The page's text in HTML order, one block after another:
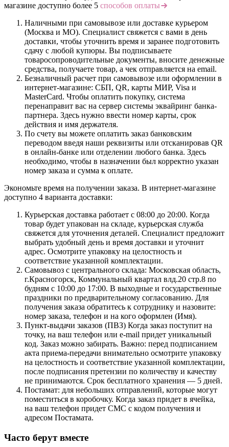
магазине доступно более 5 способов оплаты
Наличными при самовывозе или доставке курьером
(Москва и МО). Специалист свяжется с вами в день
доставки, чтобы уточнить время и заранее подготовить
сдачу с любой купюры. Вы подписываете
товаросопроводительные документы, вносите денежные
средства, получаете товар, а чек отправляется на email.
Безналичный расчет при самовывозе или оформлении в
интернет-магазине: СБП, QR, карты МИР, Visa и
MasterCard. Чтобы оплатить покупку, система
перенаправит вас на сервер системы эквайринг банка-
партнера. Здесь нужно ввести номер карты, срок
действия и имя держателя.
По счету вы можете оплатить заказ банковским
переводом введя наши реквизиты или отсканировав QR
в онлайн-банке или отделении любого банка. Здесь
необходимо, чтобы в назначении был корректно указан
номер заказа и сумма к оплате.
Экономьте время на получении заказа. В интернет-магазине
доступно 4 варианта доставки:
Курьерская доставка работает с 08:00 до 20:00. Когда
товар будет упакован на складе, курьерская служба
свяжется для уточнения деталей. Специалист предложит
выбрать удобный день и время доставки и уточнит
адрес. Осмотрите упаковку на целостность и
соответствие указанной комплектации.
Самовывоз с центрального склада: Московская область,
г.Красногорск, Коммунальный квартал влд.20 стр.8 по
будням с 10:00 до 17:00. В выходные и государственные
праздники по предварительному согласованию. Для
получения заказа обратитесь к сотруднику и назовите:
номер заказа, телефон и на кого оформлен (Имя).
Пункт-выдачи заказов (ПВЗ) Когда заказ поступит на
точку, на ваш телефон или e-mail придет уникальный
код. Заказ можно забирать. Важно: перед подписанием
акта приема-передачи внимательно осмотрите упаковку
на целостность и соответствие указанной комплектации,
после подписания претензии по количеству и качеству
не принимаются. Срок бесплатного хранения — 5 дней.
Постамат: для небольших отправлений, которые могут
поместиться в коробочку. Когда заказ придет в ячейка,
на ваш телефон придет СМС с кодом получения и
адресом Постамата.
Часто берут вместе